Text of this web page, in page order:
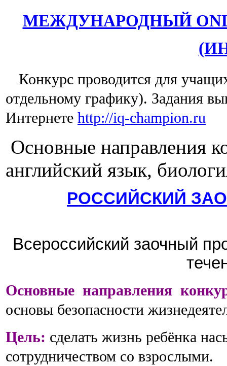
МЕЖДУНАРОДНЫЙ
Конкурс проводится для
отдельному графику). Задания
Интернете http://iq-champion.ru
Основные направления
английский язык,
РОССИЙСКИЙ
Всероссийский заочный
Основные направления
основы безопасности
Цель: сделать жизнь ребёнка
сотрудничеством со взрослыми.